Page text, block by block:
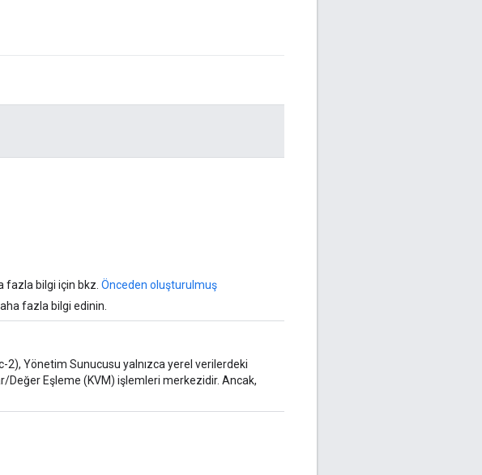
fazla bilgi için bkz. Önceden oluşturulmuş
fazla bilgi edinin.
2), Yönetim Sunucusu yalnızca yerel verilerdeki
Değer Eşleme (KVM) işlemleri merkezidir. Ancak,